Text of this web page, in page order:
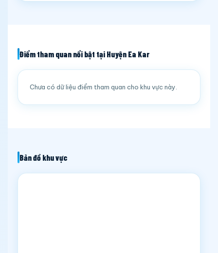
Điểm tham quan nổi bật tại Huyện Ea Kar
Chưa có dữ liệu điểm tham quan cho khu vực này.
Bản đồ khu vực